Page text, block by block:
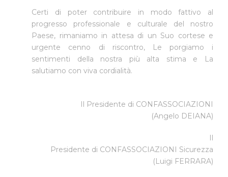
Certi di poter contribuire in modo fattivo al
progresso professionale e culturale del nostro
Paese, rimaniamo in attesa di un Suo cortese e
urgente cenno di riscontro, Le porgiamo i
sentimenti della nostra più alta stima e La
salutiamo con viva cordialità.
Il Presidente di CONFASSOCIAZIONI
(Angelo DEIANA)
Il
Presidente di CONFASSOCIAZIONI Sicurezza
(Luigi FERRARA)